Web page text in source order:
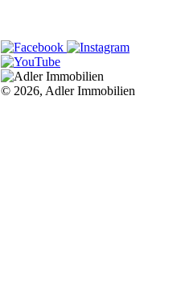
© 2026, Adler Immobilien